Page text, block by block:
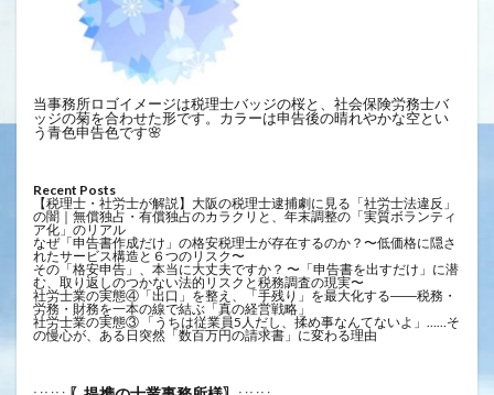
当事務所ロゴイメージは税理士バッジの桜と、社会保険労務士バ
ッジの菊を合わせた形です。カラーは申告後の晴れやかな空とい
う青色申告色です🌸
Recent Posts
【税理士・社労士が解説】大阪の税理士逮捕劇に見る「社労士法違反」
の闇｜無償独占・有償独占のカラクリと、年末調整の「実質ボランティ
ア化」のリアル
なぜ「申告書作成だけ」の格安税理士が存在するのか？〜低価格に隠さ
れたサービス構造と６つのリスク〜
その「格安申告」、本当に大丈夫ですか？ 〜「申告書を出すだけ」に潜
む、取り返しのつかない法的リスクと税務調査の現実〜
社労士業の実態④「出口」を整え、「手残り」を最大化する――税務・
労務・財務を一本の線で結ぶ「真の経営戦略」
社労士業の実態③ 「うちは従業員5人だし、揉め事なんてないよ」……そ
の慢心が、ある日突然「数百万円の請求書」に変わる理由